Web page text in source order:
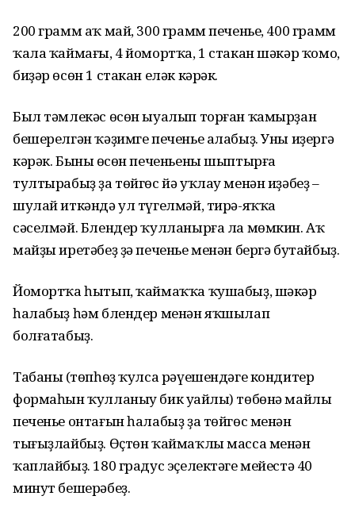
200 грамм аҡ май, 300 грамм печенье, 400 грамм
ҡала ҡаймағы, 4 йомортҡа, 1 стакан шәкәр ҡомо,
биҙәр өсөн 1 стакан еләк кәрәк.
Был тәмлекәс өсөн ыуалып торған ҡамырҙан
бешерелгән ҡәҙимге печенье алабыҙ. Уны иҙергә
кәрәк. Бының өсөн печеньены шыптырға
тултырабыҙ ҙа төйгөс йә уҡлау менән иҙәбеҙ –
шулай иткәндә ул түгелмәй, тирә-яҡҡа
сәселмәй. Блендер ҡулланырға ла мөмкин. Аҡ
майҙы иретәбеҙ ҙә печенье менән бергә бутайбыҙ.
Йомортҡа һытып, ҡаймаҡҡа ҡушабыҙ, шәкәр
һалабыҙ һәм блендер менән яҡшылап
болғатабыҙ.
Табаның (төпһөҙ ҡулса рәүешендәге кондитер
формаһын ҡулланыу бик уңайлы) төбөнә майлы
печенье онтағын һалабыҙ ҙа төйгөс менән
тығыҙлайбыҙ. Өҫтөн ҡаймаҡлы масса менән
ҡаплайбыҙ. 180 градус эҫелектәге мейестә 40
минут бешерәбеҙ.